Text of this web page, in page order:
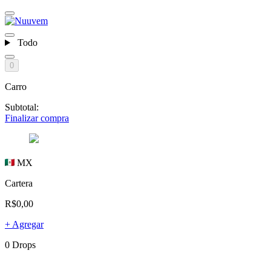
Todo
0
Carro
Subtotal:
Finalizar compra
MX
Cartera
R$0,00
+ Agregar
0 Drops